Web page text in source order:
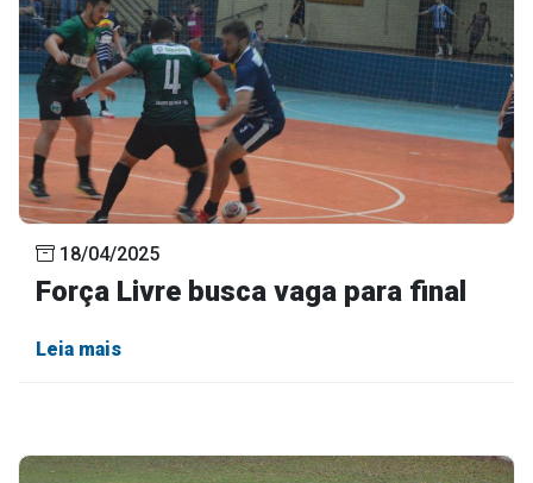
18/04/2025
Força Livre busca vaga para final
Leia mais